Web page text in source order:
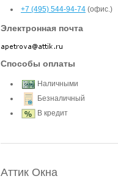
+7 (495) 544-94-74 (офис.)
Электронная почта
Способы оплаты
Наличными
Безналичный
В кредит
Аттик Окна